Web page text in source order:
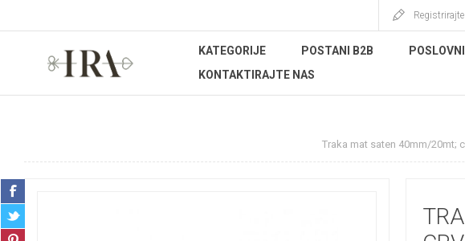
KATEGORIJE POSTANI B2B
KONTAKTIRAJTE NAS
Traka mat saten 40mm/20mt;